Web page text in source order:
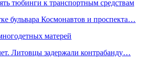
тюбинги к транспортным средствам
бульвара Космонавтов и проспекта…
матерей
Литовцы задержали контрабанду…